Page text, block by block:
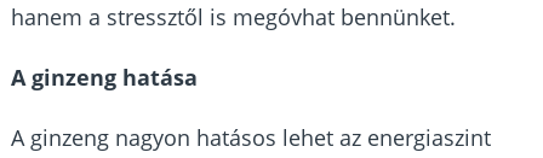
hanem a stressztől is megóvhat bennünket.
A ginzeng hatása
A ginzeng nagyon hatásos lehet az energiaszint